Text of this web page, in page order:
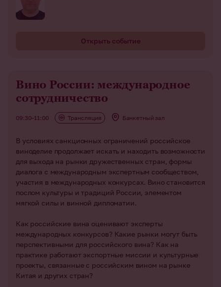
Открыть событие
Вино России: международное
сотрудничество
09:30–11:00 Банкетный зал
Трансляция
В условиях санкционных ограничений российское
виноделие продолжает искать и находить возможности
для выхода на рынки дружественных стран, формы
диалога с международным экспертным сообществом,
участия в международных конкурсах. Вино становится
послом культуры и традиций России, элементом
мягкой силы и винной дипломатии.
Как российские вина оценивают эксперты
международных конкурсов? Какие рынки могут быть
перспективными для российского вина? Как на
практике работают экспортные миссии и культурные
проекты, связанные с российским вином на рынке
Китая и других стран?